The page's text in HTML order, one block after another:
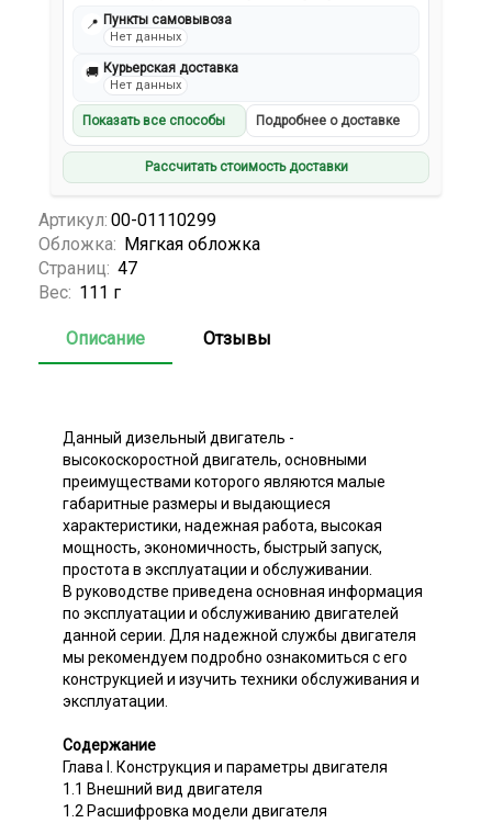
📍 Пункты самовывоза
Нет данных
🚚 Курьерская доставка
Нет данных
Показать все способы Подробнее о доставке
Рассчитать стоимость доставки
Артикул: 00-01110299
Обложка: Мягкая обложка
Страниц: 47
Вес: 111 г
Описание Отзывы
Данный дизельный двигатель -
высокоскоростной двигатель, основными
преимуществами которого являются малые
габаритные размеры и выдающиеся
характеристики, надежная работа, высокая
мощность, экономичность, быстрый запуск,
простота в эксплуатации и обслуживании.
В руководстве приведена основная информация
по эксплуатации и обслуживанию двигателей
данной серии. Для надежной службы двигателя
мы рекомендуем подробно ознакомиться с его
конструкцией и изучить техники обслуживания и
эксплуатации.
Содержание
Глава I. Конструкция и параметры двигателя
1.1 Внешний вид двигателя
1.2 Расшифровка модели двигателя